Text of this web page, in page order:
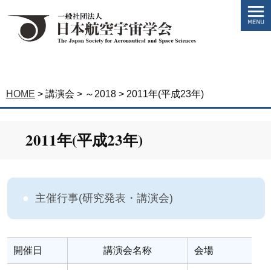
HOME > 講演会 > ～2018 > 2011年(平成23年)
2011年(平成23年)
主催行事(研究発表・講演会)
開催日 講演会名称 会場